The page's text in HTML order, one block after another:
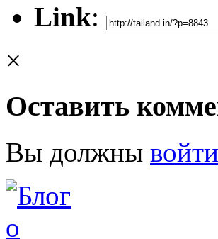
Link:
×
Оставить
Вы должны войти